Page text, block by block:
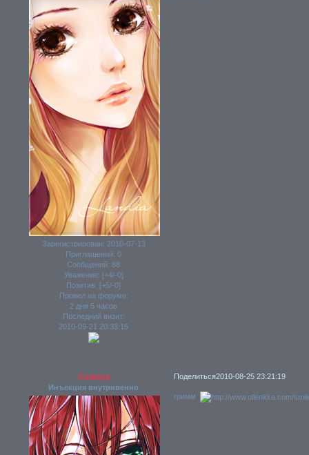
Зарегистрирован: 2010-07-13
Приглашений: 0
Сообщений: 88
Уважение: [+4/-0]
Позитив: [+5/-0]
Провел на форуме:
2 дня 5 часов
Последний визит:
2010-09-21 20:33:15
Поделиться2010-08-25 23:21:19
Семпер
Инъекция внутривенно
гримм